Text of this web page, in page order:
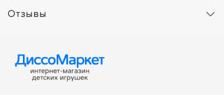
Отзывы